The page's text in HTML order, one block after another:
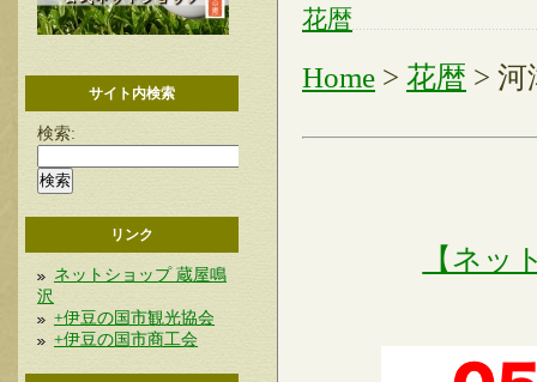
サイト内検索
検索:
リンク
ネットショップ 蔵屋鳴
沢
+伊豆の国市観光協会
+伊豆の国市商工会
花暦
Home > 花暦 > 河
【ネッ